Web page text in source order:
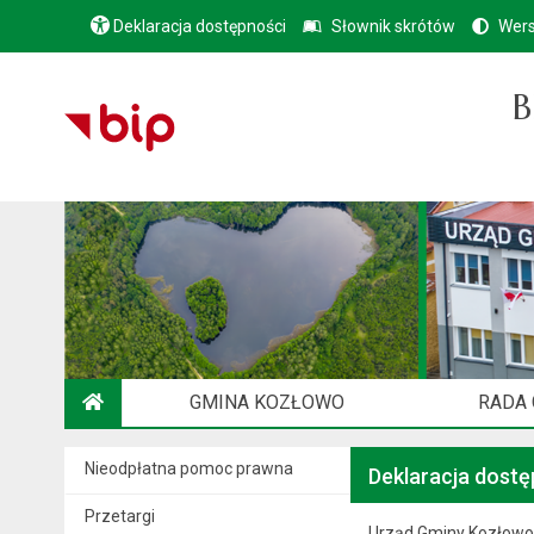
Deklaracja dostępności Słownik skrótów
GMINA KOZŁOWO RADA
Nieodpłatna pomoc prawna
Przetargi
Deklaracja